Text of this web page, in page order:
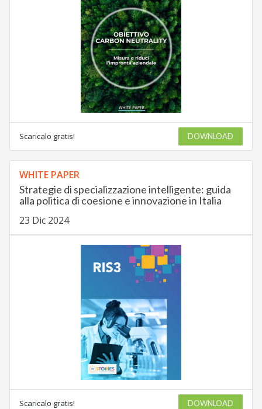
Scaricalo gratis! DOWNLOAD
WHITE PAPER
Strategie di specializzazione intelligente: guida
alla politica di coesione e innovazione in Italia
23 Dic 2024
Scaricalo gratis! DOWNLOAD